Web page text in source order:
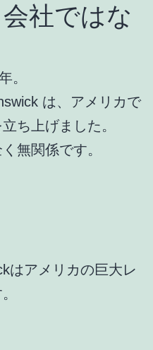
社ではな
。
は、アメリカで
ち上げました。
無関係です。
はアメリカの巨大レ